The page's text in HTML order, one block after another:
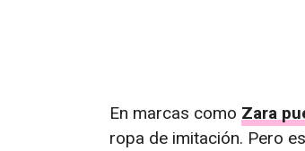
En marcas como Zara
ropa de imitación. Pero